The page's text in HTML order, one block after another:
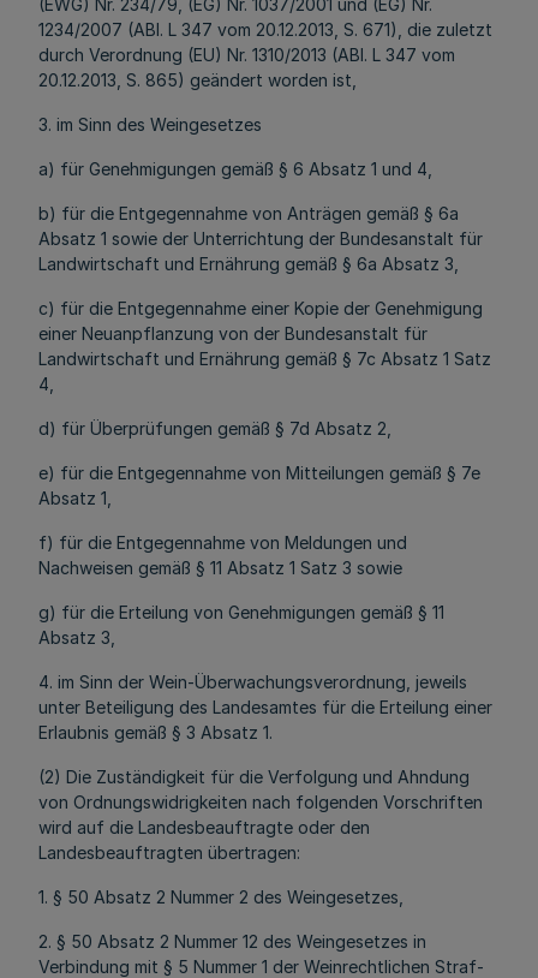
(EWG) Nr. 234/79, (EG) Nr. 1037/2001 und (EG) Nr.
1234/2007 (ABl. L 347 vom 20.12.2013, S. 671), die zuletzt
durch Verordnung (EU) Nr. 1310/2013 (ABl. L 347 vom
20.12.2013, S. 865) geändert worden ist,
3. im Sinn des Weingesetzes
a) für Genehmigungen gemäß § 6 Absatz 1 und 4,
b) für die Entgegennahme von Anträgen gemäß § 6a
Absatz 1 sowie der Unterrichtung der Bundesanstalt für
Landwirtschaft und Ernährung gemäß § 6a Absatz 3,
c) für die Entgegennahme einer Kopie der Genehmigung
einer Neuanpflanzung von der Bundesanstalt für
Landwirtschaft und Ernährung gemäß § 7c Absatz 1 Satz
4,
d) für Überprüfungen gemäß § 7d Absatz 2,
e) für die Entgegennahme von Mitteilungen gemäß § 7e
Absatz 1,
f) für die Entgegennahme von Meldungen und
Nachweisen gemäß § 11 Absatz 1 Satz 3 sowie
g) für die Erteilung von Genehmigungen gemäß § 11
Absatz 3,
4. im Sinn der Wein-Überwachungsverordnung, jeweils
unter Beteiligung des Landesamtes für die Erteilung einer
Erlaubnis gemäß § 3 Absatz 1.
(2) Die Zuständigkeit für die Verfolgung und Ahndung
von Ordnungswidrigkeiten nach folgenden Vorschriften
wird auf die Landesbeauftragte oder den
Landesbeauftragten übertragen:
1. § 50 Absatz 2 Nummer 2 des Weingesetzes,
2. § 50 Absatz 2 Nummer 12 des Weingesetzes in
Verbindung mit § 5 Nummer 1 der Weinrechtlichen Straf-